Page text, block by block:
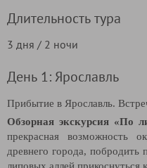
Длительность тура
3 дня / 2 ночи
День 1: Ярославль
Прибытие в Ярославль.
Обзорная экскурсия «По
прекрасная возможность
древнего города,
липовых аллей прикоснуться